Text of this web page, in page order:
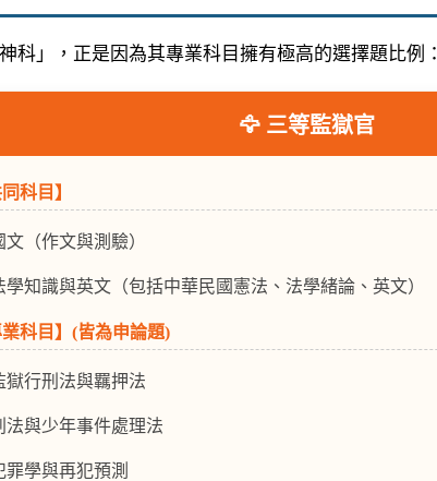
」，正是因為其專業科目擁有極高的選擇題比例：
🦅 三等監獄官
同科目】
文（作文與測驗）
學知識與英文（包括中華民國憲法、法學緒論、英文）
業科目】(皆為申論題)
獄行刑法與羈押法
法與少年事件處理法
罪學與再犯預測